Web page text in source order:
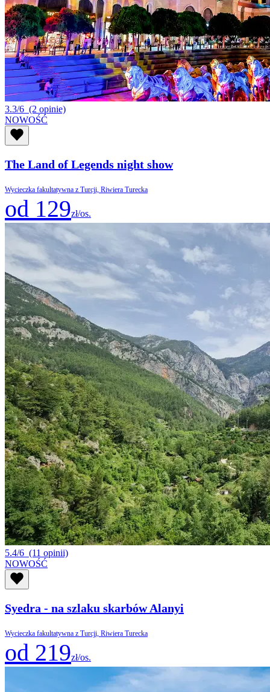
3.3/6 (2 opinie)
NOWOŚĆ
The Land of Legends night show
Wycieczka fakultatywna z Turcji, Riwiera Turecka
od 129zł/os.
5.4/6 (11 opinii)
NOWOŚĆ
Syedra - na szlaku skarbów Alanyi
Wycieczka fakultatywna z Turcji, Riwiera Turecka
od 219zł/os.